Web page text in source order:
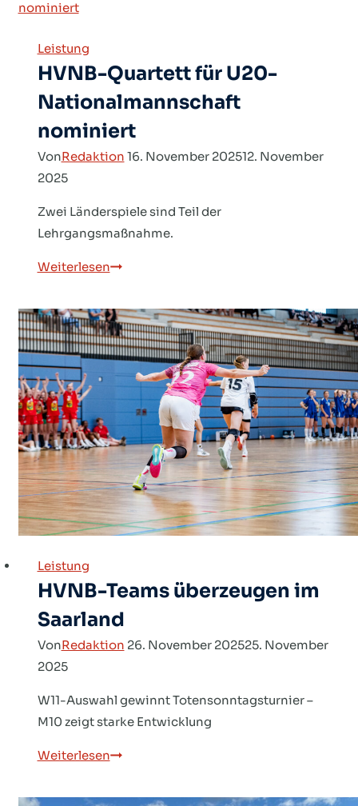
Leistung
HVNB-Quartett für U20-
Nationalmannschaft
nominiert
VonRedaktion 16. November 202512. November
2025
Zwei Länderspiele sind Teil der
Lehrgangsmaßnahme.
WeiterlesenHVNB-
für
U20-
Nationalmannschaft
nominiert
Leistung
HVNB-Teams überzeugen im
Saarland
VonRedaktion 26. November 202525. November
2025
W11-Auswahl gewinnt Totensonntagsturnier –
M10 zeigt starke Entwicklung
WeiterlesenHVNB-
überzeugen